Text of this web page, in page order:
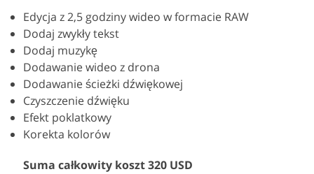
Edycja z 2,5 godziny wideo w formacie RAW
Dodaj zwykły tekst
Dodaj muzykę
Dodawanie wideo z drona
Dodawanie ścieżki dźwiękowej
Czyszczenie dźwięku
Efekt poklatkowy
Korekta kolorów
Suma całkowity koszt 320 USD